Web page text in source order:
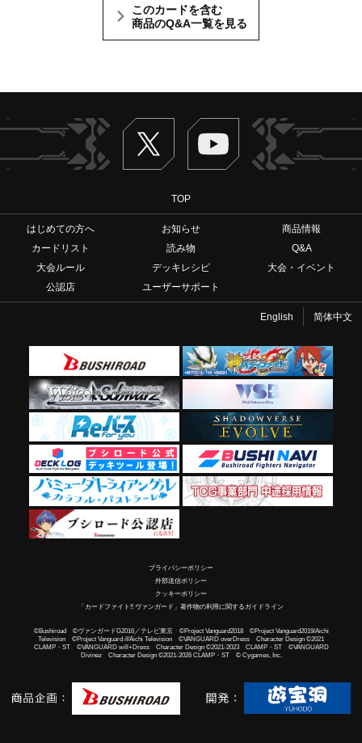
このカードを含む
商品のQ&A一覧を見る
Twitter ヴァンガードch
TOP
はじめての方へ お知らせ
商品情報
カードリスト
読み物
Q&A
大会ルール
デッキレシピ
大会・イベント
公認店
ユーザーサポート
English 简体中文
プライバシーポリシー
外部送信ポリシー
クッキーポリシー
「カードファイト!! ヴァンガード」著作物の利用に関するガイドライン
©Bushiroad ©ヴァンガードG2016／テレビ東京 ©Project Vanguard2018 ©Project Vanguard2019/Aichi
Television ©Project Vanguard if/Aichi Television ©VANGUARD overDress Character Design ©2021
CLAMP・ST ©VANGUARD will+Dress Character Design ©2021-2023 CLAMP・ST ©VANGUARD
Divinez Character Design ©2021-2026 CLAMP・ST © Cygames, Inc.